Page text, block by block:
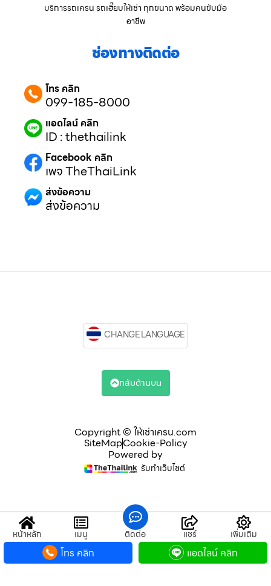
บริการรถเครน รถเฮี๊ยบให้เช่า ทุกขนาด พร้อมคนขับมือ
อาชีพ
ช่องทางติดต่อ
โทร คลิก
099-185-8000
แอดไลน์ คลิก
ID : thethailink
Facebook คลิก
เพจ TheThaiLink
ส่งข้อความ
ส่งข้อความ
Copyright © ให้เช่าเครน.com
SiteMapCookie-Policy
Powered by
รับทำเว็บไซต์
CHANGE LANGUAGE
กลับด้านบน
หน้าหลัก เมนู ติดต่อ แชร์ เพิ่มเติม
โทร คลิก แอดไลน์ คลิก